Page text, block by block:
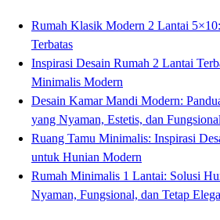
Rumah Klasik Modern 2 Lantai
Terbatas
Inspirasi Desain Rumah 2 Lantai
Minimalis Modern
Desain Kamar Mandi Modern:
yang Nyaman, Estetis, dan Fungsional
Ruang Tamu Minimalis: Inspirasi
untuk Hunian Modern
Rumah Minimalis 1 Lantai: Solusi
Nyaman, Fungsional, dan Tetap